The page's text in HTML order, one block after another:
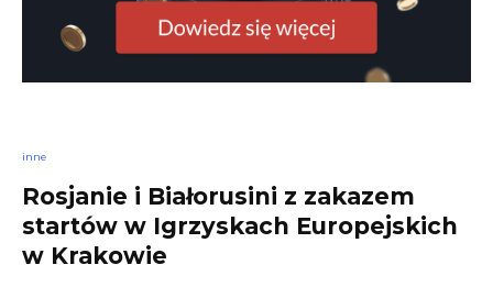
inne
Rosjanie i Białorusini z zakazem
startów w Igrzyskach Europejskich
w Krakowie